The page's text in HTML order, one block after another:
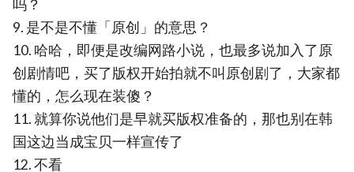
吗？
9. 是不是不懂「原创」的意思？
10. 哈哈，即便是改编网路小说，也最多说加入了原
创剧情吧，买了版权开始拍就不叫原创剧了，大家都
懂的，怎么现在装傻？
11. 就算你说他们是早就买版权准备的，那也别在韩
国这边当成宝贝一样宣传了
12. 不看